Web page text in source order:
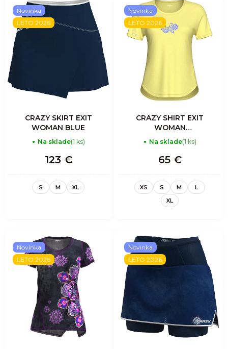
Novinka
LETO 2026
CRAZY SKIRT EXIT
WOMAN BLUE
Na sklade(1 ks)
123 €
S M XL
Novinka
LETO 2026
CRAZY SHIRT EXIT
WOMAN
TITANIUM
Na sklade(1 ks)
65 €
XS S M
L
XL
Novinka
LETO 2026
Novinka
LETO 2026